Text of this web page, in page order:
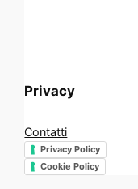
Privacy
Contatti
Privacy Policy
Cookie Policy